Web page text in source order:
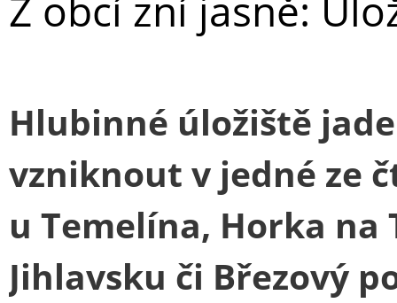
Hlubinné úložiště
vzniknout v jedné ze
u Temelína, Horka
Jihlavsku či Březový